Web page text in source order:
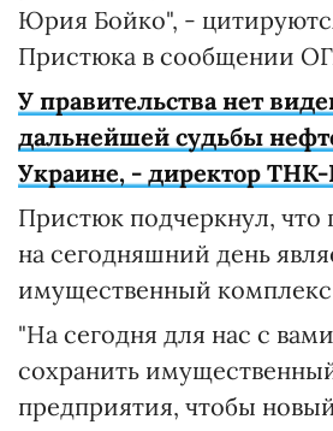
Юрия Бойко", -
Пристюка в сообщении
У правительства нет
дальнейшей судьбы
Украине, - директор
Пристюк подчеркнул, что
на сегодняшний день
имущественный
"На сегодня для нас с
сохранить
предприятия, чтобы